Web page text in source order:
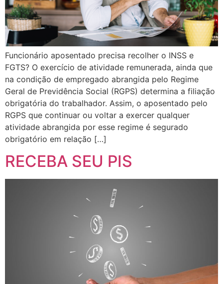
Funcionário aposentado precisa recolher o INSS e
FGTS? O exercício de atividade remunerada, ainda que
na condição de empregado abrangida pelo Regime
Geral de Previdência Social (RGPS) determina a filiação
obrigatória do trabalhador. Assim, o aposentado pelo
RGPS que continuar ou voltar a exercer qualquer
atividade abrangida por esse regime é segurado
obrigatório em relação […]
RECEBA SEU PIS